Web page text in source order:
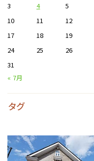
3
4 5
10
11 12
17
18 19
24
25 26
31
« 7月
タグ